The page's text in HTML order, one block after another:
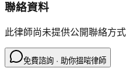
聯絡資料
此律師尚未提供公開聯絡方式
免費諮詢 · 助你搵啱律師